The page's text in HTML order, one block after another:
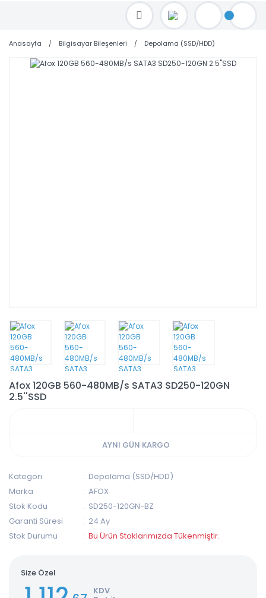
TOPTAN FİYAT ALMAK İÇİN satis@toptanbilgisayar.net MAİL ATINIZ.
SİPARİŞLERİNİZİ AYNI GÜN KARGO İLE GÖNDERİYORUZ!
Anasayfa Bilgisayar Bileşenleri Depolama (SSD/HDD)
Afox 120GB 560-480MB/s SATA3 SD250-120GN
2.5''SSD
AYNI GÜN KARGO
Kategori
Depolama (SSD/HDD)
Marka
AFOX
Stok Kodu
SD250-120GN-BZ
Garanti Süresi
24 Ay
Stok Durumu
Bu Ürün Stoklarımızda Tükenmiştir.
Size Özel
KDV